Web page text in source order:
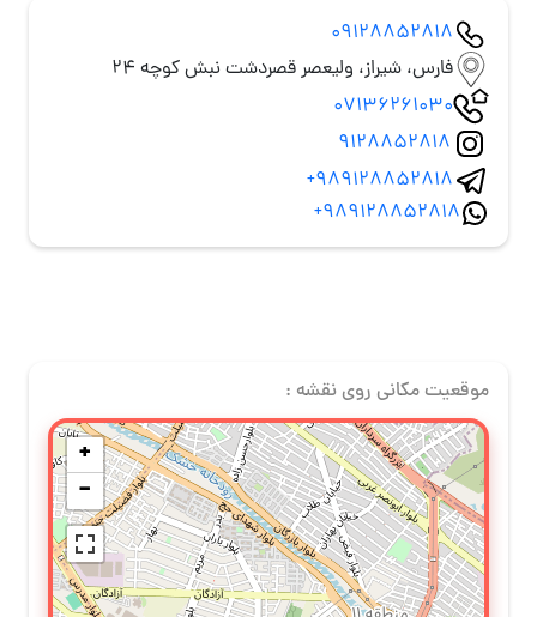
09128852818
فارس، شیراز، ولیعصر قصردشت نبش کوچه 24
07136261030
9128852818
+989128852818
+989128852818
موقعیت مکانی روی نقشه :
+
−